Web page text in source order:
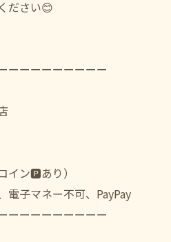
ださい😊
ーーーーーーーーー
イン🅿️あり）
電子マネー不可、PayPay
ーーーーーーーーー